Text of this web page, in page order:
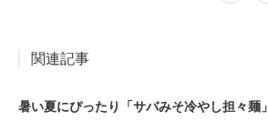
関連記事
暑い夏にぴったり「サバみそ冷やし担々麺」